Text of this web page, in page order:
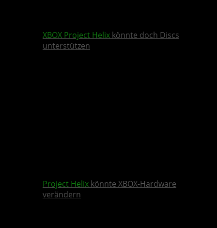
XBOX Project Helix könnte doch Discs
unterstützen
Project Helix könnte XBOX-Hardware
verändern